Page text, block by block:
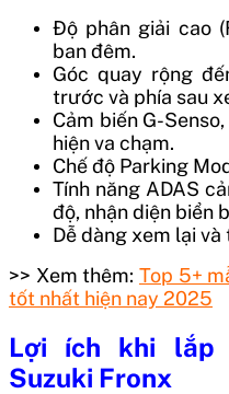
Độ phân giải cao
ban đêm.
Góc quay rộng
trước và phía sau
Cảm biến G-
hiện va chạm.
Chế độ Parking
Tính năng ADAS
độ, nhận diện biển
Dễ dàng xem lại và
>> Xem thêm: Top 5+
tốt nhất hiện nay 2025
Lợi ích khi lắp
Suzuki Fronx